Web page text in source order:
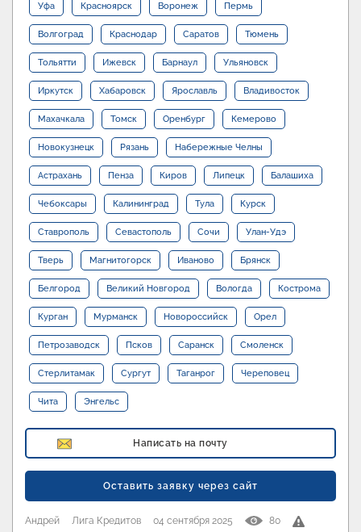
Уфа Красноярск Воронеж Пермь
Волгоград Краснодар Саратов Тюмень
Тольятти Ижевск Барнаул Ульяновск
Иркутск Хабаровск Ярославль Владивосток
Махачкала Томск Оренбург Кемерово
Новокузнецк Рязань Набережные Челны
Астрахань Пенза Киров Липецк Балашиха
Чебоксары Калининград Тула Курск
Ставрополь Севастополь Сочи Улан-Удэ
Тверь Магнитогорск Иваново Брянск
Белгород Великий Новгород Вологда Кострома
Курган Мурманск Новороссийск Орел
Петрозаводск Псков Саранск Смоленск
Стерлитамак Сургут Таганрог Череповец
Чита Энгельс
Написать на почту
Оставить заявку через сайт
Андрей Лига Кредитов 04 сентября 2025 80